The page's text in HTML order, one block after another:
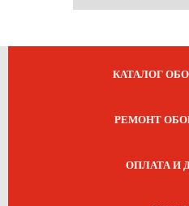
КАТАЛОГ
РЕМОНТ
ОПЛАТА И